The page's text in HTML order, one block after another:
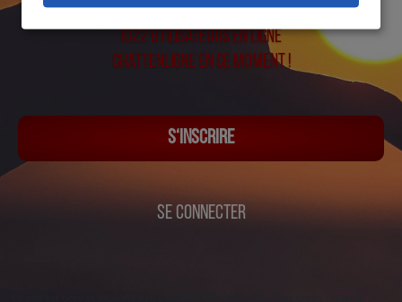
1022 utilisateurs en ligne
Chattenligne en ce moment !
S‘INSCRIRE
SE CONNECTER